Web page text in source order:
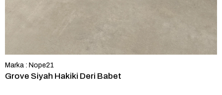
Marka : Nope21
Grove Siyah Hakiki Deri Babet